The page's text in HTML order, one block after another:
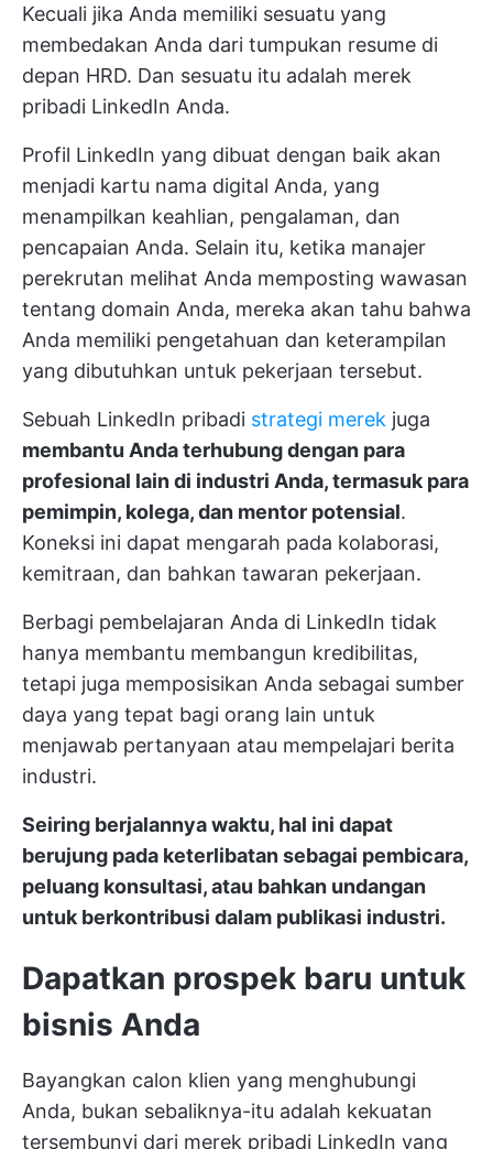
Kecuali jika Anda memiliki sesuatu yang
membedakan Anda dari tumpukan resume di
depan HRD. Dan sesuatu itu adalah merek
pribadi LinkedIn Anda.
Profil LinkedIn yang dibuat dengan baik akan
menjadi kartu nama digital Anda, yang
menampilkan keahlian, pengalaman, dan
pencapaian Anda. Selain itu, ketika manajer
perekrutan melihat Anda memposting wawasan
tentang domain Anda, mereka akan tahu bahwa
Anda memiliki pengetahuan dan keterampilan
yang dibutuhkan untuk pekerjaan tersebut.
Sebuah LinkedIn pribadi strategi merek juga
membantu Anda terhubung dengan para
profesional lain di industri Anda, termasuk para
pemimpin, kolega, dan mentor potensial.
Koneksi ini dapat mengarah pada kolaborasi,
kemitraan, dan bahkan tawaran pekerjaan.
Berbagi pembelajaran Anda di LinkedIn tidak
hanya membantu membangun kredibilitas,
tetapi juga memposisikan Anda sebagai sumber
daya yang tepat bagi orang lain untuk
menjawab pertanyaan atau mempelajari berita
industri.
Seiring berjalannya waktu, hal ini dapat
berujung pada keterlibatan sebagai pembicara,
peluang konsultasi, atau bahkan undangan
untuk berkontribusi dalam publikasi industri.
Dapatkan prospek baru untuk
bisnis Anda
Bayangkan calon klien yang menghubungi
Anda, bukan sebaliknya-itu adalah kekuatan
tersembunyi dari merek pribadi LinkedIn yang